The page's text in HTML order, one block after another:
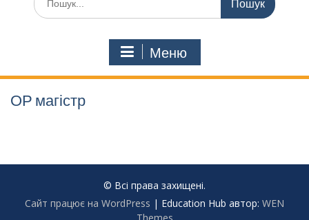
Меню
ОР магістр
© Всі права захищені.
Сайт працює на WordPress | Education Hub автор: WEN